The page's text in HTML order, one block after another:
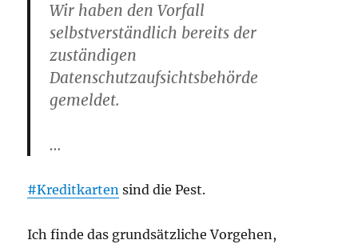
Wir haben den Vorfall
selbstverständlich bereits der
zuständigen
Datenschutzaufsichtsbehörde
gemeldet.
…
#Kreditkarten sind die Pest.
Ich finde das grundsätzliche Vorgehen,